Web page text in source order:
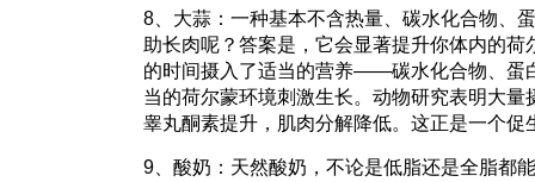
8、大蒜：一种基本不含热量、碳水化合物、
助长肉呢？答案是，它会显著提升你体内的荷
的时间摄入了适当的营养――碳水化合物、蛋
当的荷尔蒙环境刺激生长。动物研究表明大量
睾丸酮素提升，肌肉分解降低。这正是一个促
9、酸奶：天然酸奶，不论是低脂还是全脂都